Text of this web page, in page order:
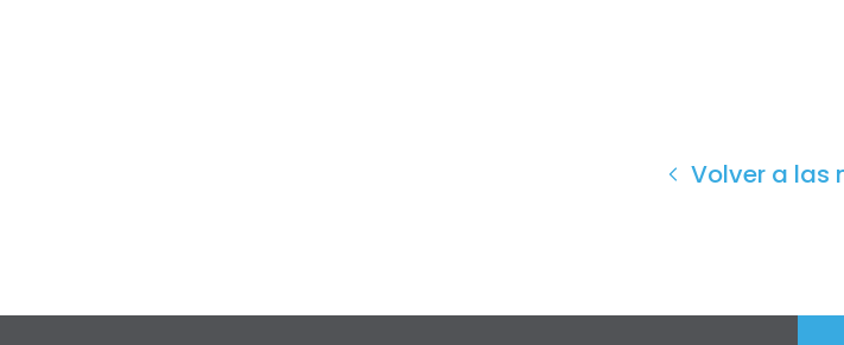
Volver a las